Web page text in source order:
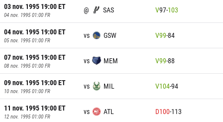
03 nov. 1995 19:00ET
04 nov. 1995 01:00 FR
@ SAS V97-103
04 nov. 1995 19:00ET
05 nov. 1995 01:00 FR
vs GSW V99-84
07 nov. 1995 19:00ET
08 nov. 1995 01:00 FR
vs MEM V99-88
09 nov. 1995 19:00ET
10 nov. 1995 01:00 FR
vs MIL V104-94
11 nov. 1995 19:00ET
12 nov. 1995 01:00 FR
vs ATL D100-113